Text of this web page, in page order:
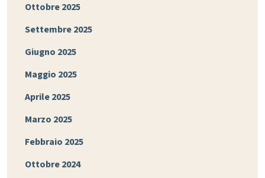
Ottobre 2025
Settembre 2025
Giugno 2025
Maggio 2025
Aprile 2025
Marzo 2025
Febbraio 2025
Ottobre 2024